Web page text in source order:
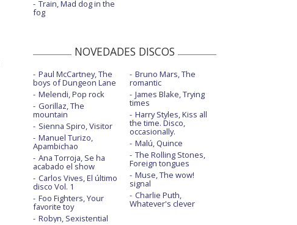
Train, Mad dog in the
fog
NOVEDADES DISCOS
Paul McCartney, The
boys of Dungeon Lane
Melendi, Pop rock
Gorillaz, The
mountain
Sienna Spiro, Visitor
Manuel Turizo,
Apambichao
Ana Torroja, Se ha
acabado el show
Carlos Vives, El último
disco Vol. 1
Foo Fighters, Your
favorite toy
Robyn, Sexistential
Bruno Mars, The
romantic
James Blake, Trying
times
Harry Styles, Kiss all
the time. Disco,
occasionally.
Malú, Quince
The Rolling Stones,
Foreign tongues
Muse, The wow!
signal
Charlie Puth,
Whatever's clever